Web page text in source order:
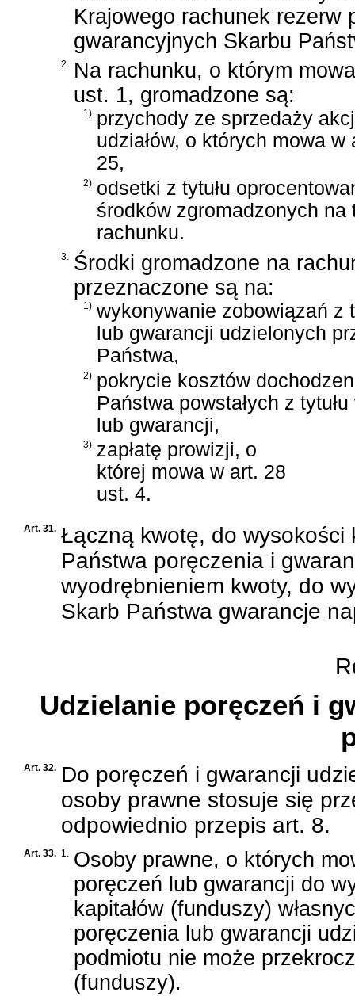
Krajowego rachunek rezerw
gwarancyjnych Skarbu
2. Na rachunku, o którym
ust. 1, gromadzone są:
1) przychody ze sprzedaży
udziałów, o których mowa w
25,
2) odsetki z tytułu
środków zgromadzonych na
rachunku.
3. Środki gromadzone na
przeznaczone są na:
1) wykonywanie zobowiązań z
lub gwarancji udzielonych
Państwa,
2) pokrycie kosztów
Państwa powstałych z
lub gwarancji,
3) zapłatę prowizji, o
której mowa w art. 28
ust. 4.
Art. 31. Łączną kwotę, do
Państwa poręczenia i
wyodrębnieniem kwoty, do
Skarb Państwa gwarancje
Udzielanie poręczeń i
Art. 32. Do poręczeń i gwarancji
osoby prawne stosuje się
odpowiednio przepis art. 8.
Art. 33. 1. Osoby prawne, o których
poręczeń lub gwarancji do
kapitałów (funduszy)
poręczenia lub gwarancji
podmiotu nie może
(funduszy).